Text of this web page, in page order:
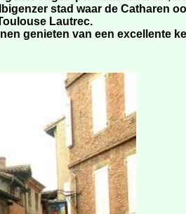
stad waar de Catharen
Lautrec.
genieten van een excellente